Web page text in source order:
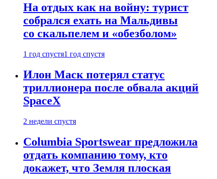
На отдых как на войну: турист
собрался ехать на Мальдивы
со скальпелем и «обезболом»
1 год спустя1 год спустя
Илон Маск потерял статус
триллионера после обвала акций
SpaceX
2 недели спустя
Columbia Sportswear предложила
отдать компанию тому, кто
докажет, что Земля плоская